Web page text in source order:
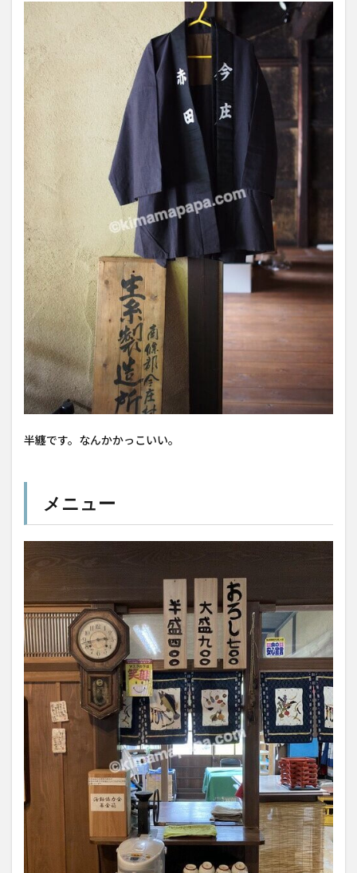
半纏です。なんかかっこいい。
メニュー